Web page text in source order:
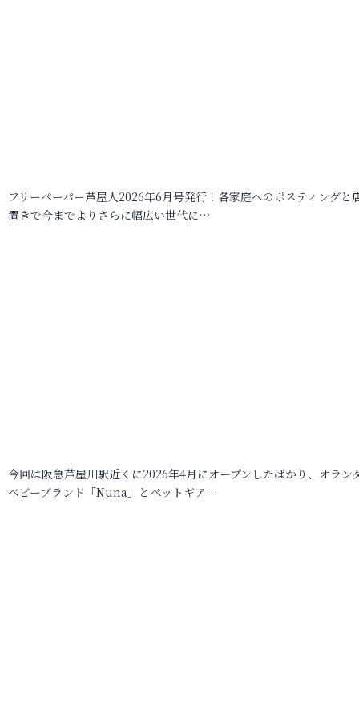
フリーペーパー芦屋人2026年6月号発行！各家庭へのポスティングと
置きで今までよりさらに幅広い世代に…
今回は阪急芦屋川駅近くに2026年4月にオープンしたばかり、オラン
ベビーブランド「Nuna」とペットギア…